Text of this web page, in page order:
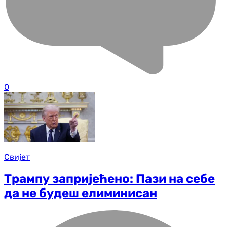
0
Свијет
Трампу запријећено: Пази на себе
да не будеш елиминисан